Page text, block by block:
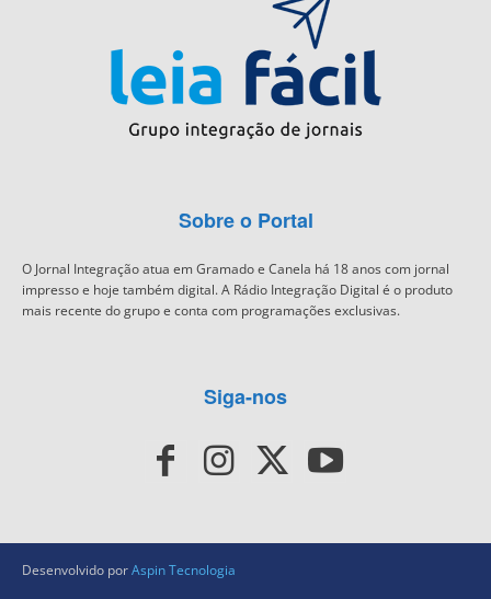
Sobre o Portal
O Jornal Integração atua em Gramado e Canela há 18 anos com jornal
impresso e hoje também digital. A Rádio Integração Digital é o produto
mais recente do grupo e conta com programações exclusivas.
Siga-nos
Desenvolvido porAspin Tecnologia